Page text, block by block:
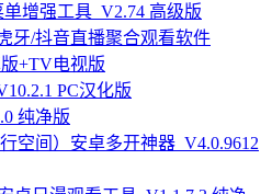
单增强工具_V2.74 高级版
牙/抖音直播聚合观看软件
版+TV电视版
PC汉化版
纯净版
空间）安卓多开神器_V4.0.9612